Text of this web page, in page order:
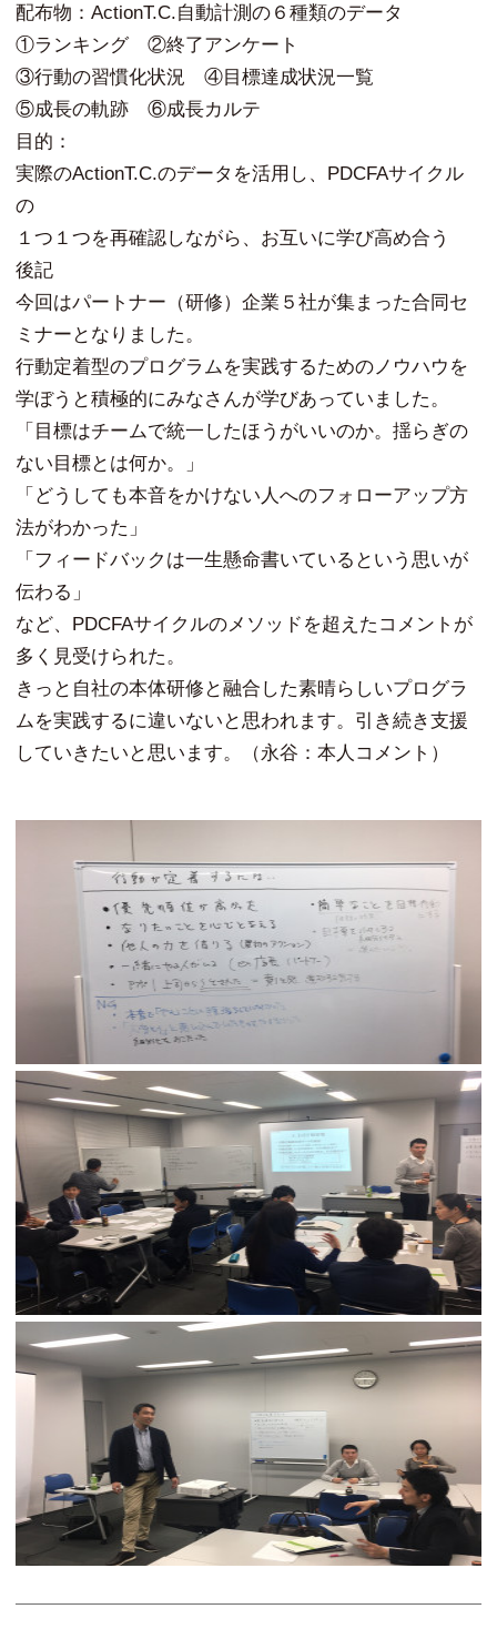
配布物：ActionT.C.自動計測の６種類のデータ
①ランキング ②終了アンケート
③行動の習慣化状況 ④目標達成状況一覧
⑤成長の軌跡 ⑥成長カルテ
目的：
実際のActionT.C.のデータを活用し、PDCFAサイクル
の
１つ１つを再確認しながら、お互いに学び高め合う
後記
今回はパートナー（研修）企業５社が集まった合同セ
ミナーとなりました。
行動定着型のプログラムを実践するためのノウハウを
学ぼうと積極的にみなさんが学びあっていました。
「目標はチームで統一したほうがいいのか。揺らぎの
ない目標とは何か。」
「どうしても本音をかけない人へのフォローアップ方
法がわかった」
「フィードバックは一生懸命書いているという思いが
伝わる」
など、PDCFAサイクルのメソッドを超えたコメントが
多く見受けられた。
きっと自社の本体研修と融合した素晴らしいプログラ
ムを実践するに違いないと思われます。引き続き支援
していきたいと思います。（永谷：本人コメント）